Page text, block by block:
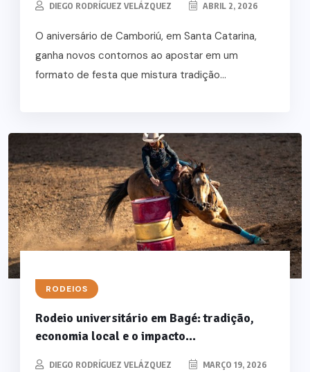
DIEGO RODRÍGUEZ VELÁZQUEZ ABRIL 2, 2026
O aniversário de Camboriú, em Santa Catarina,
ganha novos contornos ao apostar em um
formato de festa que mistura tradição...
RODEIOS
Rodeio universitário em Bagé: tradição,
economia local e o impacto...
DIEGO RODRÍGUEZ VELÁZQUEZ MARÇO 19, 2026